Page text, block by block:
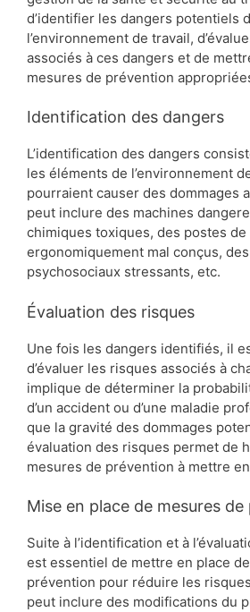
d’identifier les dangers potentiels
l’environnement de travail,
associés à ces dangers et de
mesures de prévention
Identification des dangers
L’identification des dangers
les éléments de l’environnement
pourraient causer des dommages
peut inclure des machines
chimiques toxiques, des postes de
ergonomiquement mal conçus,
psychosociaux stressants, etc.
Évaluation des risques
Une fois les dangers identifiés, il
d’évaluer les risques associés à
implique de déterminer la
d’un accident ou d’une maladie
que la gravité des dommages
évaluation des risques permet de
mesures de prévention à mettre
Mise en place de mesures
Suite à l’identification et à
est essentiel de mettre en place
prévention pour réduire les
peut inclure des modifications du